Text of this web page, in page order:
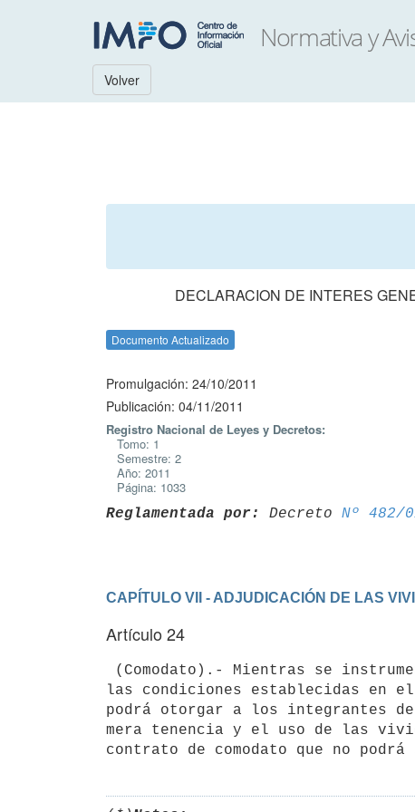
Volver
DECLARACION DE INTERES
Documento Actualizado
Promulgación: 24/10/2011
Publicación: 04/11/2011
Registro Nacional de Leyes y Decretos:
Tomo: 1
Semestre: 2
Año: 2011
Página: 1033
Reglamentada por: Decreto Nº 482/
CAPÍTULO VII - ADJUDICACIÓN DE LAS
Artículo 24
las condiciones establecidas en
podrá otorgar a los integrantes
mera tenencia y el uso de las